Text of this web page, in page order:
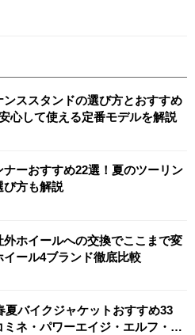
ススタンドの選び方とおすすめ
心して使える定番モデルを解説
ーおすすめ22選！夏のツーリン
び方も解説
ホイールへの交換でここまで変
ール4ブランド徹底比較
夏バイクジャケットおすすめ33
ネ・パワーエイジ・エルフ・エ